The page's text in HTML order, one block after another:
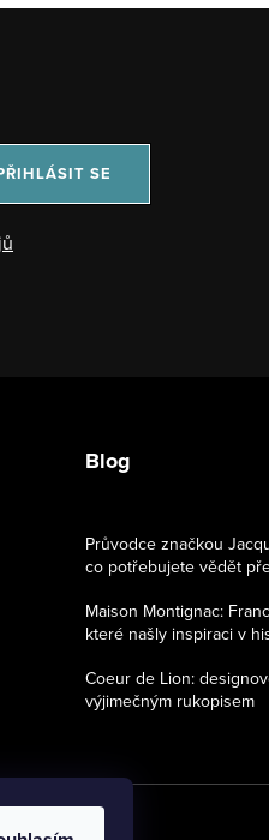
SE
Blog
Průvodce značkou
co potřebujete vědět
Maison Montignac:
které našly inspiraci v
Coeur de Lion:
výjimečným rukopisem